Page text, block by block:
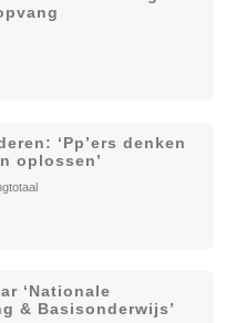
‘Pp’ers denken
oplossen’
‘Nationale
& Basisonderwijs’